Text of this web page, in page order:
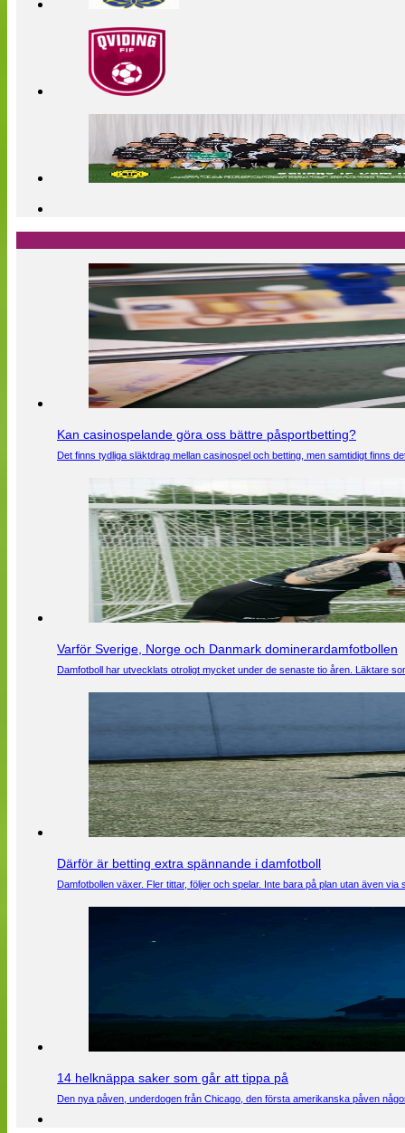
Kan casinospelande göra oss bättre påsportbetting?
Det finns tydliga släktdrag mellan casinospel och betting, men samtidigt finns
Varför Sverige, Norge och Danmark dominerardamfotbollen
Damfotboll har utvecklats otroligt mycket under de senaste tio åren. Läktare
Därför är betting extra spännande i damfotboll
Damfotbollen växer. Fler tittar, följer och spelar. Inte bara på plan utan även
14 helknäppa saker som går att tippa på
Den nya påven, underdogen från Chicago, den första amerikanska påven